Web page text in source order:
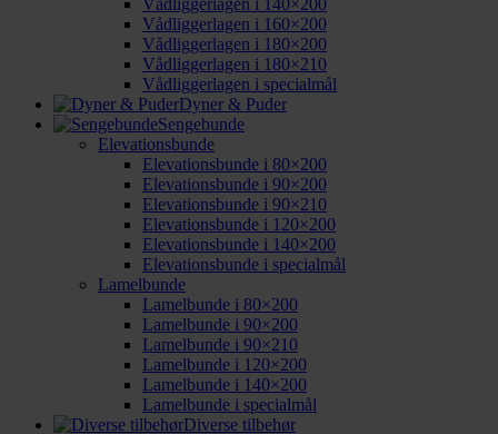
Vådliggerlagen i 140×200
Vådliggerlagen i 160×200
Vådliggerlagen i 180×200
Vådliggerlagen i 180×210
Vådliggerlagen i specialmål
Dyner & Puder
Sengebunde
Elevationsbunde
Elevationsbunde i 80×200
Elevationsbunde i 90×200
Elevationsbunde i 90×210
Elevationsbunde i 120×200
Elevationsbunde i 140×200
Elevationsbunde i specialmål
Lamelbunde
Lamelbunde i 80×200
Lamelbunde i 90×200
Lamelbunde i 90×210
Lamelbunde i 120×200
Lamelbunde i 140×200
Lamelbunde i specialmål
Diverse tilbehør